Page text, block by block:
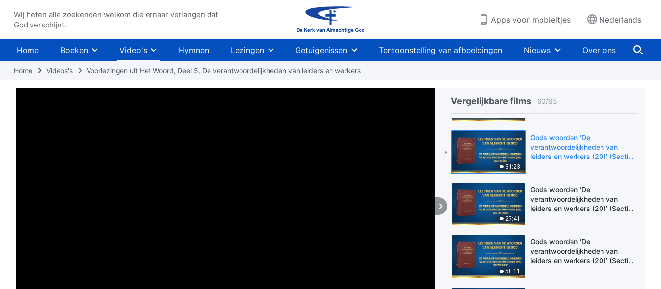
Wij heten alle zoekenden welkom die ernaar verlangen dat
God verschijnt.
Apps voor mobieltjes Nederlands
Home Boeken Video's Hymnen Lezingen Getuigenissen Tentoonstelling van afbeeldingen Nieuws Over ons
Home Videos's Voorlezingen uit Het Woord, Deel 5, De verantwoordelijkheden van leiders en werkers
Vergelijkbare films 60/65
52:06
leiders en werkers (19)’ (Sectie
twee)
52:12
leiders en werkers (19)’ (Sectie
drie)
31:23
Gods woorden ‘De
verantwoordelijkheden van
leiders en werkers (20)’ (Sectie
27:41
Gods woorden ‘De
verantwoordelijkheden van
leiders en werkers (20)’ (Sectie
50:11
Gods woorden ‘De
verantwoordelijkheden van
leiders en werkers (20)’ (Sectie